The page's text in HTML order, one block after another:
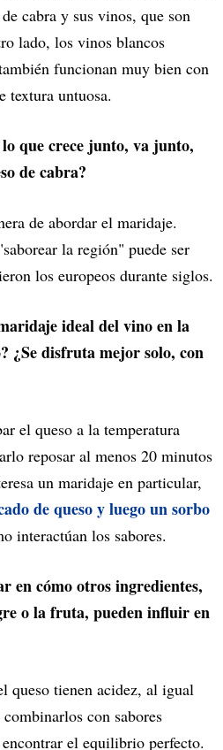
cabra y sus vinos, que son
lado, los vinos blancos
funcionan muy bien con
textura untuosa.
que crece junto, va junto,
de cabra?
de abordar el maridaje.
la región" puede ser
los europeos durante siglos.
ideal del vino en la
¿Se disfruta mejor solo, con
el queso a la temperatura
reposar al menos 20 minutos
un maridaje en particular,
de queso y luego un sorbo
interactúan los sabores.
en cómo otros ingredientes,
o la fruta, pueden influir en
queso tienen acidez, al igual
con sabores
el equilibrio perfecto.